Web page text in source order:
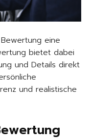
eine
bietet dabei
und Details direkt
und realistische